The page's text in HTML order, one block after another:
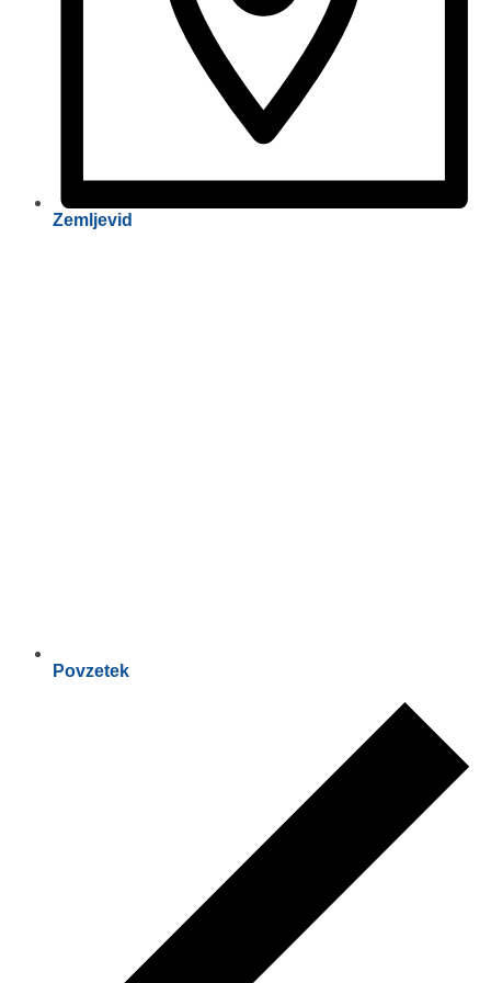
Zemljevid
Povzetek